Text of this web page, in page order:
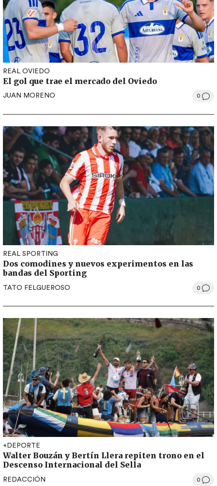
REAL OVIEDO
El gol que trae el mercado del Oviedo
JUAN MORENO 0
REAL SPORTING
Dos comodines y nuevos experimentos en las
bandas del Sporting
TATO FELGUEROSO 0
+DEPORTE
Walter Bouzán y Bertín Llera repiten trono en el
Descenso Internacional del Sella
REDACCIÓN 0